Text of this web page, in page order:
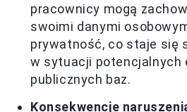
pracownicy mogą
swoimi danymi
prywatność, co staje się
w sytuacji potencjalnych
publicznych baz.
Konsekwencje